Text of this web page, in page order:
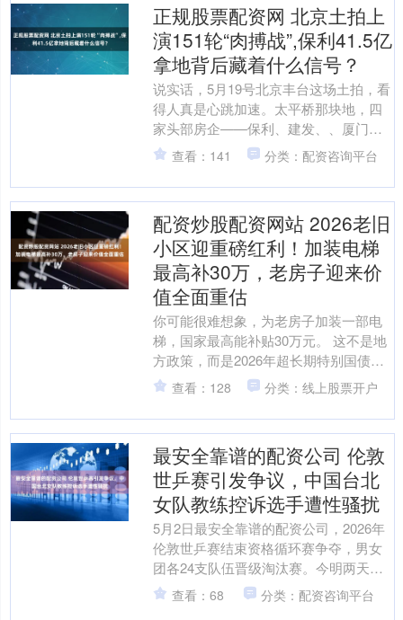
正规股票配资网 北京土拍上
演151轮“肉搏战”,保利41.5亿
拿地背后藏着什么信号？
说实话，5月19号北京丰台这场土拍，看
得人真是心跳加速。太平桥那块地，四
家头部房企——保利、建发、、厦门国
贸，跟拉锯战似的整整抢了151轮，最后
保利发展砸了41....
查看：141 分类：配资咨询平台
配资炒股配资网站 2026老旧
小区迎重磅红利！加装电梯
最高补30万，老房子迎来价
值全面重估
你可能很难想象，为老房子加装一部电
梯，国家最高能补贴30万元。 这不是地
方政策，而是2026年超长期特别国债资
金支持项目的全国性标准。 当许多人的
注意力还停留在....
查看：128 分类：线上股票开户
最安全靠谱的配资公司 伦敦
世乒赛引发争议，中国台北
女队教练控诉选手遭性骚扰
5月2日最安全靠谱的配资公司，2026年
伦敦世乒赛结束资格循环赛争夺，男女
团各24支队伍晋级淘汰赛。今明两天将
进行种子循环赛，决定8支种子队在淘汰
赛中的落位。在....
查看：68 分类：配资咨询平台